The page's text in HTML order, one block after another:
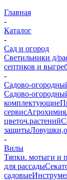
Главная
-
Каталог
-
Сад и огород
Светильники д/
септиков и
-
Садово-
Садово-
комплектующие
сервисАгрохимия
цветоч.растений
защиты
-
Вилы
Тяпки. мотыги и
для рассады
садовые